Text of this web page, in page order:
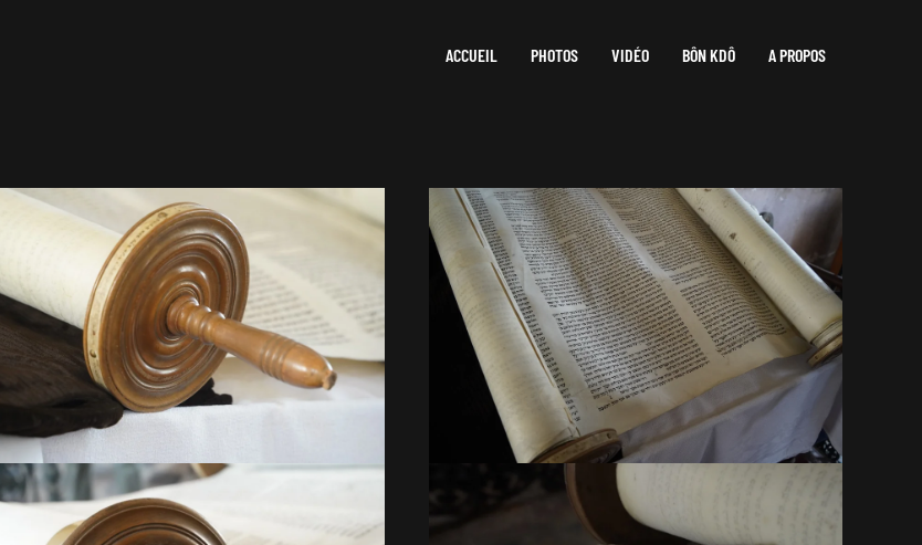
ACCUEIL PHOTOS VIDÉO BÔN KDÔ A PROPOS
VOIR EN GRAND VOIR EN GRAND